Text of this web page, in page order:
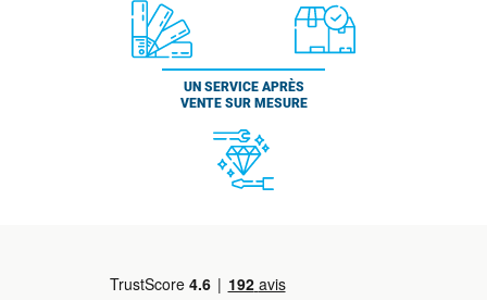
UN SERVICE APRÈS
VENTE SUR MESURE